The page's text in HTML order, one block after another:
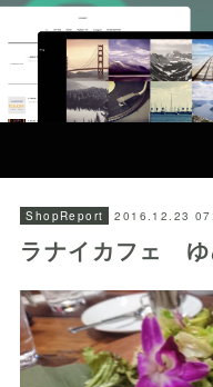
ShopReport 2016.12.23
ラナイカフェ